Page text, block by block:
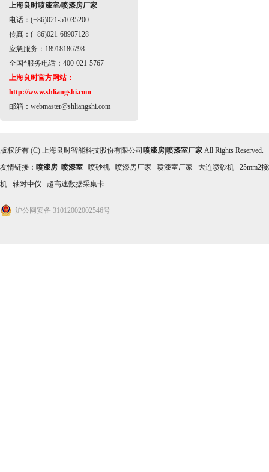
上海良时喷漆室/喷漆房厂家
电话：(+86)021-51035200
传真：(+86)021-68907128
应急服务：18918186798
全国*服务电话：400-021-5767
上海良时官方网站：
http://www.shliangshi.com
邮箱： webmaster@shliangshi.com
版权所有 (C) 上海良时智能科技股份有限公司 喷漆房|喷漆室厂家 All Rights
友情链接： 喷漆房 喷漆室 喷砂机 喷漆房厂家 喷漆室厂家 大连喷砂机
25mm2
机
轴对中仪 超高速数据采集卡
沪公网安备 31012002002546号